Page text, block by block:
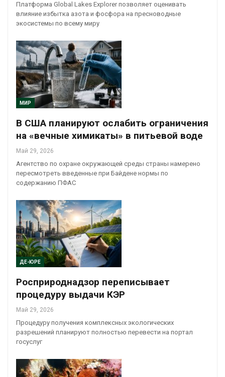
Платформа Global Lakes Explorer позволяет оценивать
влияние избытка азота и фосфора на пресноводные
экосистемы по всему миру
МИР
В США планируют ослабить ограничения
на «вечные химикаты» в питьевой воде
Май 29, 2026
Агентство по охране окружающей среды страны намерено
пересмотреть введенные при Байдене нормы по
содержанию ПФАС
ДЕ-ЮРЕ
Росприроднадзор переписывает
процедуру выдачи КЭР
Май 29, 2026
Процедуру получения комплексных экологических
разрешений планируют полностью перевести на портал
госуслуг